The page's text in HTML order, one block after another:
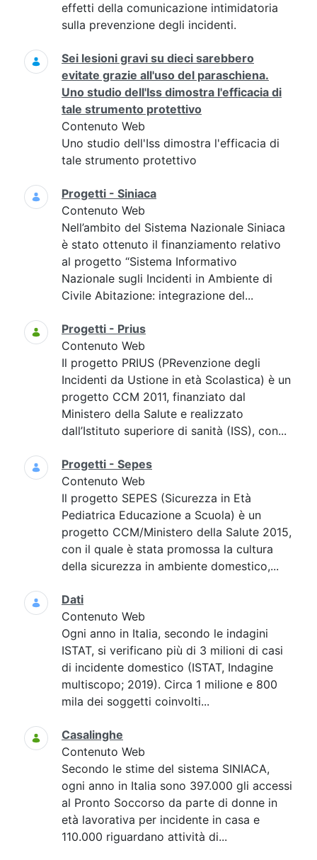
effetti della comunicazione intimidatoria
sulla prevenzione degli incidenti.
Sei lesioni gravi su dieci sarebbero
evitate grazie all'uso del paraschiena.
Uno studio dell'Iss dimostra l'efficacia di
tale strumento protettivo
Contenuto Web
Uno studio dell'Iss dimostra l'efficacia di
tale strumento protettivo
Progetti - Siniaca
Contenuto Web
Nell’ambito del Sistema Nazionale Siniaca
è stato ottenuto il finanziamento relativo
al progetto “Sistema Informativo
Nazionale sugli Incidenti in Ambiente di
Civile Abitazione: integrazione del...
Progetti - Prius
Contenuto Web
Il progetto PRIUS (PRevenzione degli
Incidenti da Ustione in età Scolastica) è un
progetto CCM 2011, finanziato dal
Ministero della Salute e realizzato
dall’Istituto superiore di sanità (ISS), con...
Progetti - Sepes
Contenuto Web
Il progetto SEPES (Sicurezza in Età
Pediatrica Educazione a Scuola) è un
progetto CCM/Ministero della Salute 2015,
con il quale è stata promossa la cultura
della sicurezza in ambiente domestico,...
Dati
Contenuto Web
Ogni anno in Italia, secondo le indagini
ISTAT, si verificano più di 3 milioni di casi
di incidente domestico (ISTAT, Indagine
multiscopo; 2019). Circa 1 milione e 800
mila dei soggetti coinvolti...
Casalinghe
Contenuto Web
Secondo le stime del sistema SINIACA,
ogni anno in Italia sono 397.000 gli accessi
al Pronto Soccorso da parte di donne in
età lavorativa per incidente in casa e
110.000 riguardano attività di...